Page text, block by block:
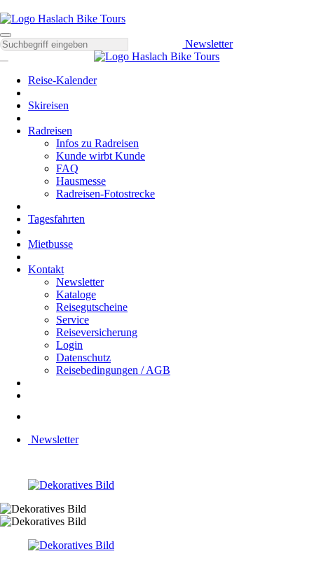
Newsletter
Reise-Kalender
Skireisen
Radreisen
Infos zu Radreisen
Kunde wirbt Kunde
FAQ
Hausmesse
Radreisen-Fotostrecke
Tagesfahrten
Mietbusse
Kontakt
Newsletter
Kataloge
Reisegutscheine
Service
Reiseversicherung
Login
Datenschutz
Reisebedingungen / AGB
Newsletter